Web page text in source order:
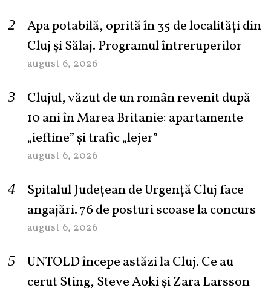
Apa potabilă, oprită în 35 de localități din
Cluj și Sălaj. Programul întreruperilor
august 6, 2026
Clujul, văzut de un român revenit după
10 ani în Marea Britanie: apartamente
„ieftine” și trafic „lejer”
august 6, 2026
Spitalul Județean de Urgență Cluj face
angajări. 76 de posturi scoase la concurs
august 6, 2026
UNTOLD începe astăzi la Cluj. Ce au
cerut Sting, Steve Aoki și Zara Larsson